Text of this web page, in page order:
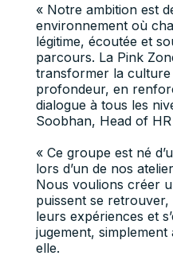
« Notre ambition est
environnement où
légitime, écoutée et
parcours. La Pink
transformer la culture
profondeur, en
dialogue à tous les
Soobhan, Head of
« Ce groupe est né
lors d’un de nos
Nous voulions créer
puissent se
leurs expériences et
jugement,
elle.